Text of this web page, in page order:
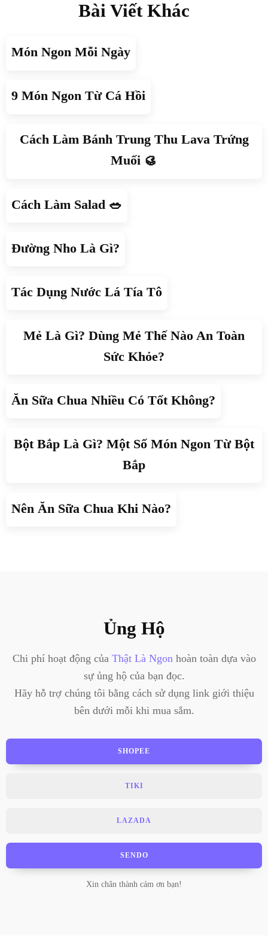
Bài Viết Khác
Món Ngon Mỗi Ngày
9 Món Ngon Từ Cá Hồi
Cách Làm Bánh Trung Thu Lava Trứng
Muối 🥮
Cách Làm Salad 🥗
Đường Nho Là Gì?
Tác Dụng Nước Lá Tía Tô
Mẻ Là Gì? Dùng Mẻ Thế Nào An Toàn
Sức Khỏe?
Ăn Sữa Chua Nhiều Có Tốt Không?
Bột Bắp Là Gì? Một Số Món Ngon Từ Bột
Bắp
Nên Ăn Sữa Chua Khi Nào?
Ủng Hộ
Chi phí hoạt động của Thật Là Ngon hoàn toàn dựa vào
sự ủng hộ của bạn đọc.
Hãy hỗ trợ chúng tôi bằng cách sử dụng link giới thiệu
bên dưới mỗi khi mua sắm.
SHOPEE
TIKI
LAZADA
SENDO
Xin chân thành cám ơn bạn!